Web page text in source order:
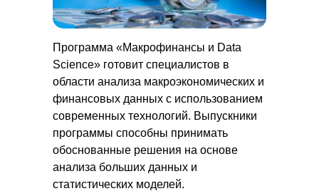
Программа «Макрофинансы и Data
Science» готовит специалистов в
области анализа макроэкономических и
финансовых данных с использованием
современных технологий. Выпускники
программы способны принимать
обоснованные решения на основе
анализа больших данных и
статистических моделей.